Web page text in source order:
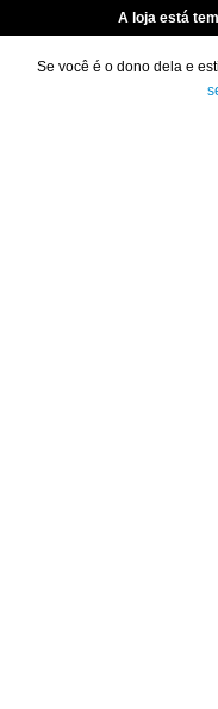
A loja está
Se você é o dono dela e